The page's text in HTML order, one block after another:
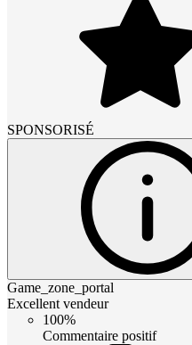
SPONSORISÉ
Game_zone_portal
Excellent vendeur
100%
Commentaire positif